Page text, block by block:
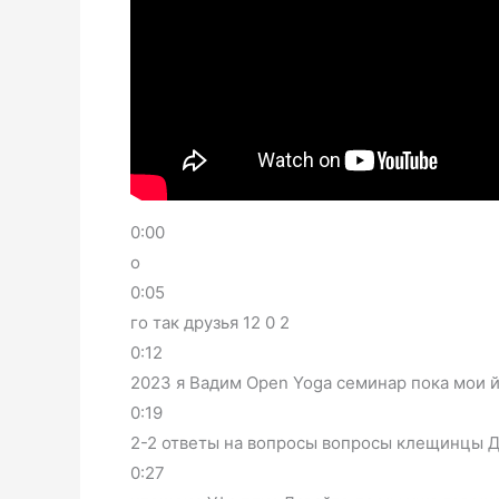
0:00
о
0:05
го так друзья 12 0 2
0:12
2023 я Вадим Open Yoga семинар пока мои
0:19
2-2 ответы на вопросы вопросы клещинцы
0:27